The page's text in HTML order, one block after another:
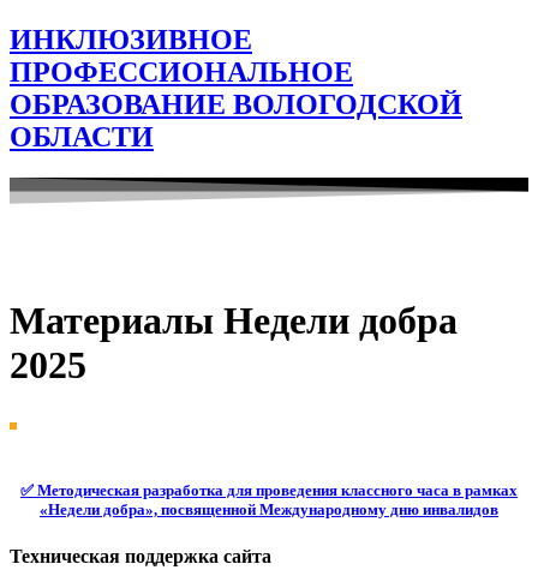
ИНКЛЮЗИВНОЕ
ПРОФЕССИОНАЛЬНОЕ
ОБРАЗОВАНИЕ ВОЛОГОДСКОЙ
ОБЛАСТИ
Материалы Недели добра
2025
✅ Методическая разработка для проведения классного часа в рамках
«Недели добра», посвященной Международному дню инвалидов
Техническая поддержка сайта